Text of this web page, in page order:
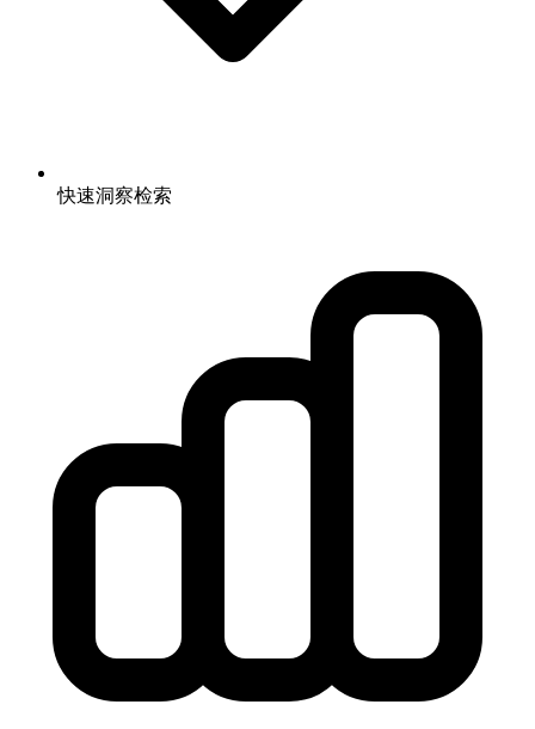
快速洞察检索